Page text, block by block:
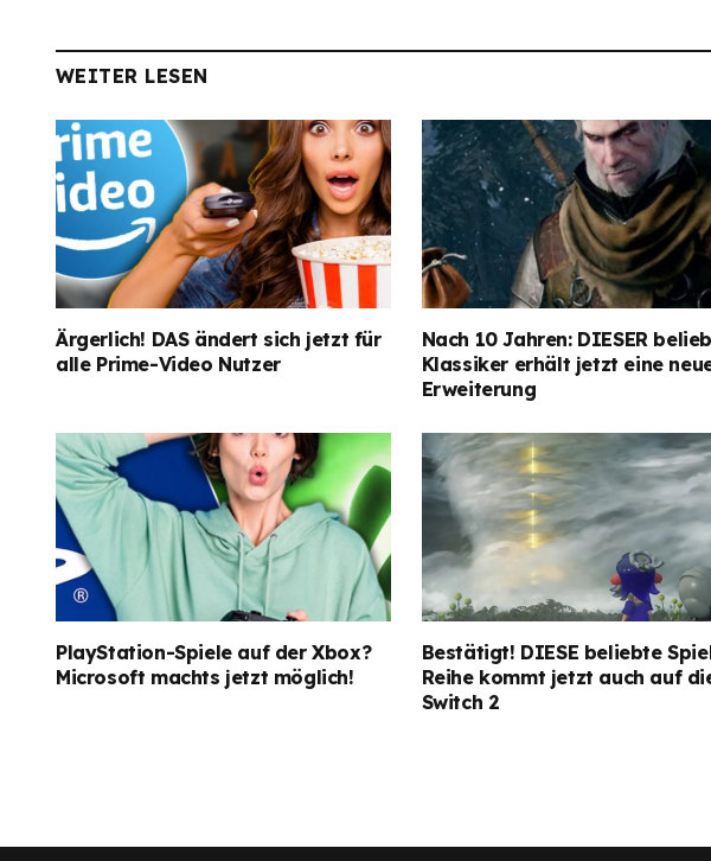
WEITER LESEN
Ärgerlich! DAS ändert sich jetzt für
alle Prime-Video Nutzer
Nach 10 Jahren: DIESER
Klassiker erhält jetzt eine
Erweiterung
PlayStation-Spiele auf der Xbox?
Microsoft machts jetzt möglich!
Bestätigt! DIESE beliebte
Reihe kommt jetzt auch auf
Switch 2